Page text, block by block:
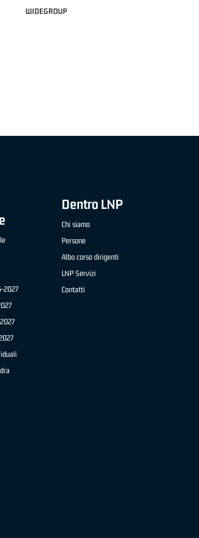
WIDEGROUP
2027
Dentro LNP
Chi siamo
Persone
Albo corso dirigenti
LNP Servizi
Contatti